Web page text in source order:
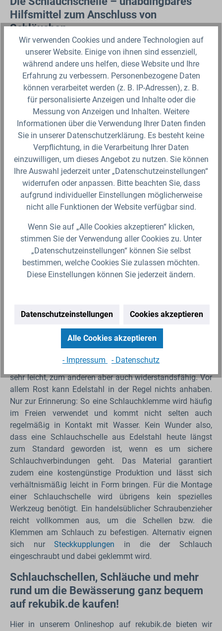
Hilfsmittel zum Anschluss von
Schläuchen
Wenn es sie noch nicht gäbe, müsste sie unbedingt
erfunden werden – die Schlauchschelle. Das kleine,
unscheinbare Teil ist für funktionierende
Bewässerungstechnik quasi unentbehrlich. Dabei spielt es
keine Rolle, ob es nun um die Bewässerung im Garten,
den Anschluss einer Waschmaschine oder ganz
allgemein um Haustechnik geht. Ohne Schlauchschelle
wäre der sichere Anschluss einesSchlauchsan einen
Wasserhahn oder eine Pumpe oft nicht möglich –
jedenfalls nicht so einfach und derart kostengünstig. Im
Prinzip handelt es sich bei einer Schlauchschelle bzw.
einer Schlauchklemme um einen offenen Metallring, der
durch eine Schraube verbunden wird. Zieht man die
Schraube mit einem Schraubenzieher an, dann verkleinert
Schlauch kann dank der kleinen Schellen bzw. Klemmen
absolut dicht auf einerSchlauchtüllebefestigt werden.
Eine Schlauchschelle aus Edelstahl –
simpel und doch so raffiniert
die Schelle gewissermaßen von außen an der Tülle fest.
Die fest angezogene Schraube sorgt dabei für einen
festen, dichten und sicheren Sitz. Eine Schlauchschelle
bietet das Material zwei große Vorteile. Zum einen ist es
sehr leicht, zum anderen aber auch widerstandsfähig. Vor
allem Rost kann Edelstahl in der Regel nichts anhaben.
Nur zur Erinnerung: So eine Schlauchklemme wird häufig
im Freien verwendet und kommt nicht selten auch
regelmäßig in Kontakt mit Wasser. Kein Wunder also,
dass eine Schlauchschelle aus Edelstahl heute längst
zum Standard geworden ist, wenn es um sichere
Schlauchverbindungen geht. Das Material garantiert
zudem eine kostengünstige Produktion und lässt sich
verhältnismäßig leicht in Form bringen. Für die Montage
einer Schlauchschelle wird übrigens kein spezielles
Werkzeug benötigt. Ein handelsüblicher Schraubenzieher
reicht vollkommen aus, um die Schellen bzw. die
Klemmen am Schlauch zu befestigen. Alternativ eignen
sich nurSteckkupplungen in die der Schlauch
eingeschraubt und dabei geklemmt wird.
Schlauchschellen, Schläuche und mehr
rund um die Bewässerung ganz bequem
auf rekubik.de kaufen!
Hier in unserem Onlineshop auf rekubik.de bieten wir
Wir verwenden Cookies und andere Technologien auf
unserer Website. Einige von ihnen sind essenziell,
während andere uns helfen, diese Website und Ihre
Erfahrung zu verbessern. Personenbezogene Daten
können verarbeitet werden (z. B. IP-Adressen), z. B.
für personalisierte Anzeigen und Inhalte oder die
Messung von Anzeigen und Inhalten. Weitere
Informationen über die Verwendung Ihrer Daten finden
Sie in unserer Datenschutzerklärung. Es besteht keine
Verpflichtung, in die Verarbeitung Ihrer Daten
einzuwilligen, um dieses Angebot zu nutzen. Sie können
Ihre Auswahl jederzeit unter „Datenschutzeinstellungen“
widerrufen oder anpassen. Bitte beachten Sie, dass
aufgrund individueller Einstellungen möglicherweise
nicht alle Funktionen der Website verfügbar sind.
Wenn Sie auf „Alle Cookies akzeptieren“ klicken,
stimmen Sie der Verwendung aller Cookies zu. Unter
„Datenschutzeinstellungen“ können Sie selbst
bestimmen, welche Cookies Sie zulassen möchten.
Diese Einstellungen können Sie jederzeit ändern.
Datenschutzeinstellungen Cookies akzeptieren
Alle Cookies akzeptieren
- Impressum - Datenschutz